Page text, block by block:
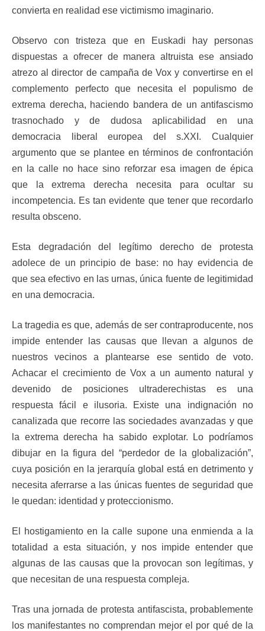
convierta en realidad ese victimismo imaginario.
Observo con tristeza que en Euskadi hay personas
dispuestas a ofrecer de manera altruista ese ansiado
atrezo al director de campaña de Vox y convertirse en el
complemento perfecto que necesita el populismo de
extrema derecha, haciendo bandera de un antifascismo
trasnochado y de dudosa aplicabilidad en una
democracia liberal europea del s.XXI. Cualquier
argumento que se plantee en términos de confrontación
en la calle no hace sino reforzar esa imagen de épica
que la extrema derecha necesita para ocultar su
incompetencia. Es tan evidente que tener que recordarlo
resulta obsceno.
Esta degradación del legítimo derecho de protesta
adolece de un principio de base: no hay evidencia de
que sea efectivo en las urnas, única fuente de legitimidad
en una democracia.
La tragedia es que, además de ser contraproducente, nos
impide entender las causas que llevan a algunos de
nuestros vecinos a plantearse ese sentido de voto.
Achacar el crecimiento de Vox a un aumento natural y
devenido de posiciones ultraderechistas es una
respuesta fácil e ilusoria. Existe una indignación no
canalizada que recorre las sociedades avanzadas y que
la extrema derecha ha sabido explotar. Lo podríamos
dibujar en la figura del “perdedor de la globalización”,
cuya posición en la jerarquía global está en detrimento y
necesita aferrarse a las únicas fuentes de seguridad que
le quedan: identidad y proteccionismo.
El hostigamiento en la calle supone una enmienda a la
totalidad a esta situación, y nos impide entender que
algunas de las causas que la provocan son legítimas, y
que necesitan de una respuesta compleja.
Tras una jornada de protesta antifascista, probablemente
los manifestantes no comprendan mejor el por qué de la